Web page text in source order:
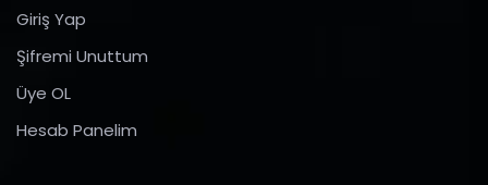
Giriş Yap
Şifremi Unuttum
Üye OL
Hesab Panelim